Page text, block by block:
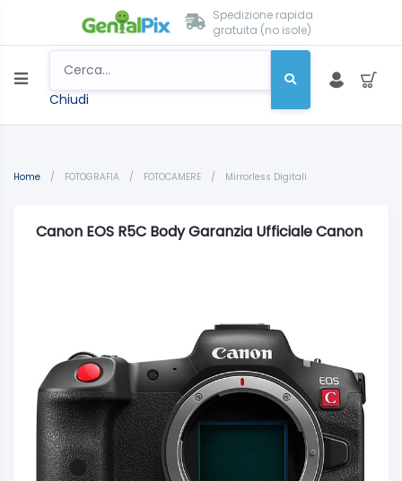
Spedizione rapida
gratuita (no isole)
Chiudi
Home / FOTOGRAFIA / FOTOCAMERE / Mirrorless Digitali
Canon EOS R5C Body Garanzia Ufficiale Canon